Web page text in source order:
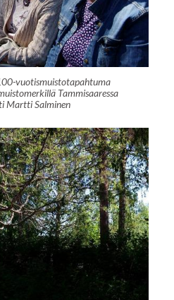
vuotismuistotapahtuma
Tammisaaressa
Martti Salminen